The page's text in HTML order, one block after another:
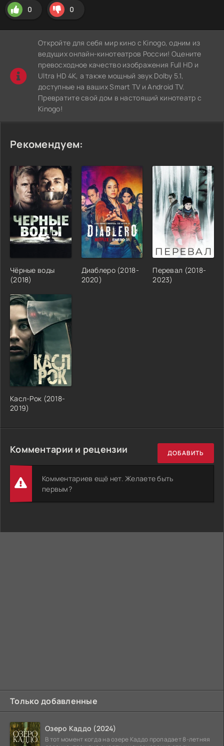
0 0
Откройте для себя мир кино с Kinogo, одним из
ведущих онлайн-кинотеатров России! Оцените
превосходное качество изображения Full HD и
Ultra HD 4K, а также мощный звук Dolby 5.1,
доступные на ваших Smart TV и Android TV.
Превратите свой дом в настоящий кинотеатр с
Kinogo!
Рекомендуем:
Чёрные воды
(2018)
Диаблеро (2018-
2020)
Перевал (2018-
2023)
Касл-Рок (2018-
2019)
Комментарии и рецензии ДОБАВИТЬ
Комментариев ещё нет. Желаете быть
первым?
Только добавленные
Озеро Каддо (2024)
В тот момент когда на озере Каддо пропадает 8-летняя